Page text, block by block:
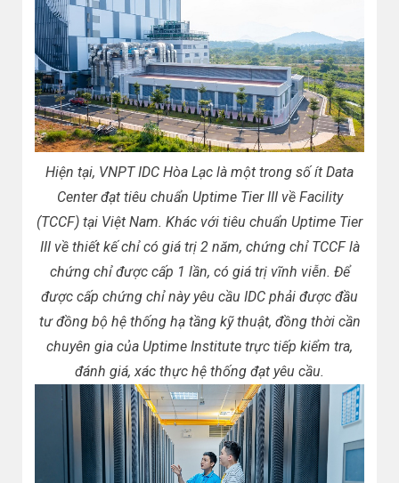
Hiện tại, VNPT IDC Hòa Lạc là một trong số ít Data
Center đạt tiêu chuẩn Uptime Tier III về Facility
(TCCF) tại Việt Nam. Khác với tiêu chuẩn Uptime Tier
III về thiết kế chỉ có giá trị 2 năm, chứng chỉ TCCF là
chứng chỉ được cấp 1 lần, có giá trị vĩnh viễn. Để
được cấp chứng chỉ này yêu cầu IDC phải được đầu
tư đồng bộ hệ thống hạ tầng kỹ thuật, đồng thời cần
chuyên gia của Uptime Institute trực tiếp kiểm tra,
đánh giá, xác thực hệ thống đạt yêu cầu.